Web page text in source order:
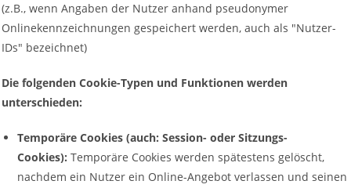
(z.B., wenn Angaben der Nutzer anhand pseudonymer
Onlinekennzeichnungen gespeichert werden, auch als "Nutzer-
IDs" bezeichnet)
Die folgenden Cookie-Typen und Funktionen werden
unterschieden:
Temporäre Cookies (auch: Session- oder Sitzungs-
Cookies): Temporäre Cookies werden spätestens gelöscht,
nachdem ein Nutzer ein Online-Angebot verlassen und seinen